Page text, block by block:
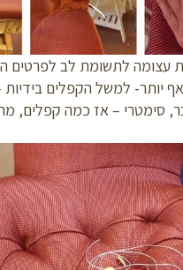
לתשומת לב לפרטים
למשל הקפלים בידיות –
– אז כמה קפלים, מה